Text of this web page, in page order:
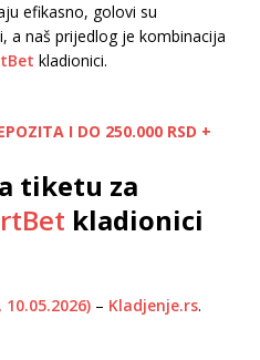
efikasno, golovi su
a naš prijedlog je kombinacija
kladionici.
I DO 250.000 RSD +
tiketu za
kladionici
– Kladjenje.rs.